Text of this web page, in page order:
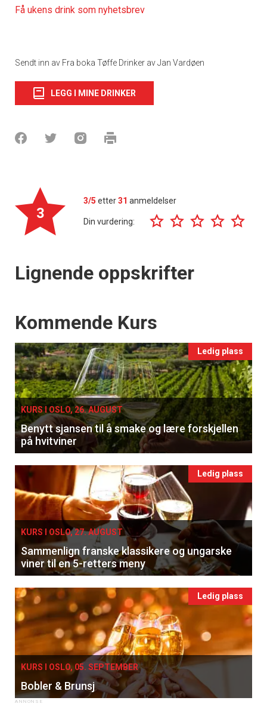
Få ukens drink som nyhetsbrev
Sendt inn av Fra boka Tøffe Drinker av Jan Vardøen
LEGG I MINE DRINKER
3
3/5 etter31 anmeldelser
Din vurdering:
Lignende oppskrifter
Events
Kommende Kurs
Ledig plass
KURS I OSLO, 26. AUGUST
Benytt sjansen til å smake og lære forskjellen
på hvitviner
Ledig plass
KURS I OSLO, 27. AUGUST
Sammenlign franske klassikere og ungarske
viner til en 5-retters meny
Ledig plass
KURS I OSLO, 05. SEPTEMBER
Bobler & Brunsj